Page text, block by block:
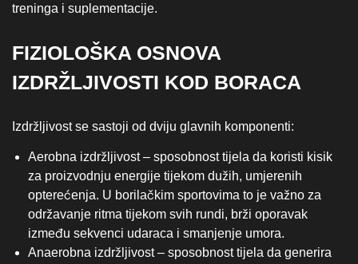
treninga i suplementacije.
FIZIOLOŠKA OSNOVA
IZDRŽLJIVOSTI KOD BORACA
Izdržljivost se sastoji od dviju glavnih komponenti:
Aerobna izdržljivost – sposobnost tijela da koristi kisik
za proizvodnju energije tijekom dužih, umjerenih
opterećenja. U borilačkim sportovima to je važno za
održavanje ritma tijekom svih rundi, brži oporavak
između sekvenci udaraca i smanjenje umora.
Anaerobna izdržljivost – sposobnost tijela da generira